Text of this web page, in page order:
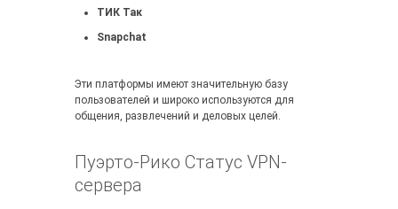
ТИК Так
Snapchat
Эти платформы имеют значительную базу
пользователей и широко используются для
общения, развлечений и деловых целей.
Пуэрто-Рико Статус VPN-
сервера